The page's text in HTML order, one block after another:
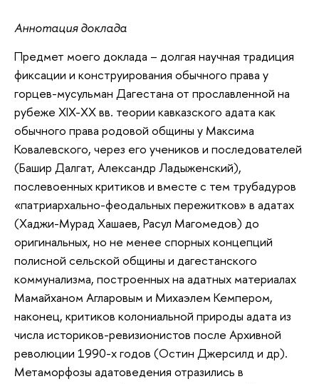
Аннотация доклада
Предмет моего доклада – долгая научная традиция
фиксации и конструирования обычного права у
горцев-мусульман Дагестана от прославленной на
рубеже XIX-XX вв. теории кавказского адата как
обычного права родовой общины у Максима
Ковалевского, через его учеников и последователей
(Башир Далгат, Александр Ладыженский),
послевоенных критиков и вместе с тем трубадуров
«патриархально-феодальных пережитков» в адатах
(Хаджи-Мурад Хашаев, Расул Магомедов) до
оригинальных, но не менее спорных концепций
полисной сельской общины и дагестанского
коммунализма, построенных на адатных материалах
Мамайханом Агларовым и Михаэлем Кемпером,
наконец, критиков колониальной природы адата из
числа историков-ревизионистов после Архивной
революции 1990-х годов (Остин Джерсилд и др).
Метаморфозы адатоведения отразились в